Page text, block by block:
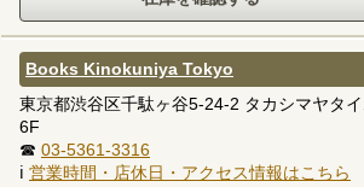
Books Kinokuniya Tokyo
東京都渋谷区千駄ヶ谷5-24-2 タカシマヤタ
6F
☎ 03-5361-3316
ℹ 営業時間・店休日・アクセス情報はこちら